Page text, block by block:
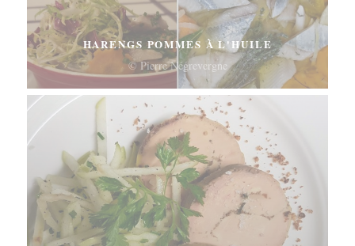
HARENGS POMMES À L'HUILE
© Pierre Négrevergne